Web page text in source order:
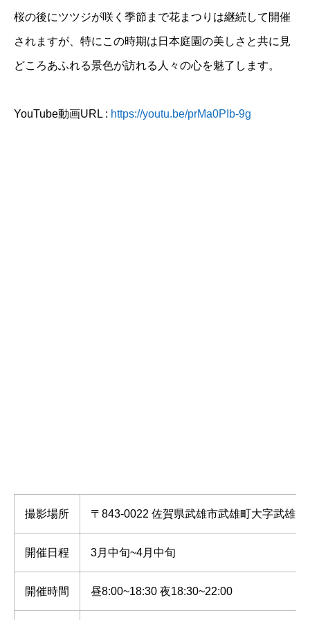
桜の後にツツジが咲く季節まで花まつりは継続して開催
されますが、特にこの時期は日本庭園の美しさと共に見
どころあふれる景色が訪れる人々の心を魅了します。
YouTube動画URL : https://youtu.be/prMa0PIb-9g
撮影場所 〒843-0022 佐賀県武雄市武雄町大字武雄
開催日程 3月中旬~4月中旬
開催時間 昼8:00~18:30 夜18:30~22:00